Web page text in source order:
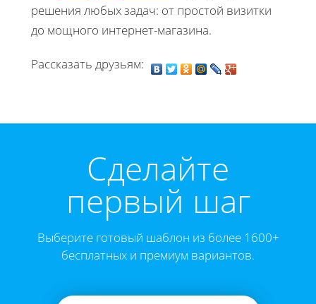
решения любых задач: от простой визитки
до мощного интернет-магазина.
Рассказать друзьям:
Cделайте
первый шаг
Выберите готовый шаблон из более 1600+
бесплатных и премиум вариантов.